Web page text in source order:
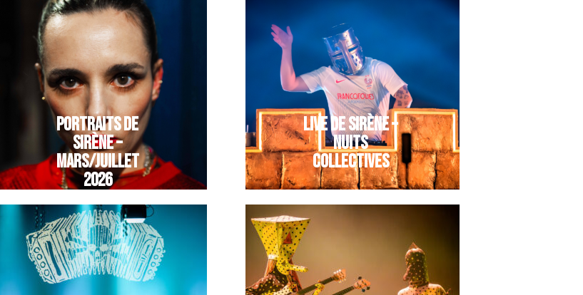
PORTRAITS DE
SIRÈNE –
MARS/JUILLET
2026
LIVE DE SIRÈNE –
NUITS
COLLECTIVES